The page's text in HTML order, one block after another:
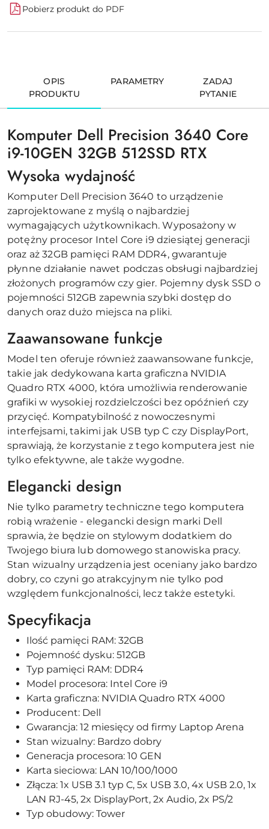
Pobierz produkt do PDF
OPIS
PRODUKTU
PARAMETRY
ZADAJ
PYTANIE
Komputer Dell Precision 3640 Core
i9-10GEN 32GB 512SSD RTX
Wysoka wydajność
Komputer Dell Precision 3640 to urządzenie
zaprojektowane z myślą o najbardziej
wymagających użytkownikach. Wyposażony w
potężny procesor Intel Core i9 dziesiątej generacji
oraz aż 32GB pamięci RAM DDR4, gwarantuje
płynne działanie nawet podczas obsługi najbardziej
złożonych programów czy gier. Pojemny dysk SSD o
pojemności 512GB zapewnia szybki dostęp do
danych oraz dużo miejsca na pliki.
Zaawansowane funkcje
Model ten oferuje również zaawansowane funkcje,
takie jak dedykowana karta graficzna NVIDIA
Quadro RTX 4000, która umożliwia renderowanie
grafiki w wysokiej rozdzielczości bez opóźnień czy
przycięć. Kompatybilność z nowoczesnymi
interfejsami, takimi jak USB typ C czy DisplayPort,
sprawiają, że korzystanie z tego komputera jest nie
tylko efektywne, ale także wygodne.
Elegancki design
Nie tylko parametry techniczne tego komputera
robią wrażenie - elegancki design marki Dell
sprawia, że będzie on stylowym dodatkiem do
Twojego biura lub domowego stanowiska pracy.
Stan wizualny urządzenia jest oceniany jako bardzo
dobry, co czyni go atrakcyjnym nie tylko pod
względem funkcjonalności, lecz także estetyki.
Specyfikacja
Ilość pamięci RAM: 32GB
Pojemność dysku: 512GB
Typ pamięci RAM: DDR4
Model procesora: Intel Core i9
Karta graficzna: NVIDIA Quadro RTX 4000
Producent: Dell
Gwarancja: 12 miesięcy od firmy Laptop Arena
Stan wizualny: Bardzo dobry
Generacja procesora: 10 GEN
Karta sieciowa: LAN 10/100/1000
Złącza: 1x USB 3.1 typ C, 5x USB 3.0, 4x USB 2.0, 1x
LAN RJ-45, 2x DisplayPort, 2x Audio, 2x PS/2
Typ obudowy: Tower